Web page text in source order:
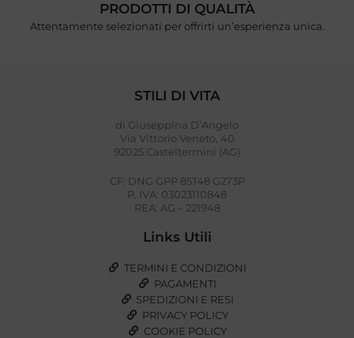
PRODOTTI DI QUALITÀ
Attentamente selezionati per offrirti un’esperienza unica.
STILI DI VITA
di Giuseppina D’Angelo
Via Vittorio Veneto, 40
92025 Casteltermini (AG)
CF: DNG GPP 85T48 G273P
P. IVA: 03023110848
REA: AG – 221948
Links Utili
TERMINI E CONDIZIONI
PAGAMENTI
SPEDIZIONI E RESI
PRIVACY POLICY
COOKIE POLICY